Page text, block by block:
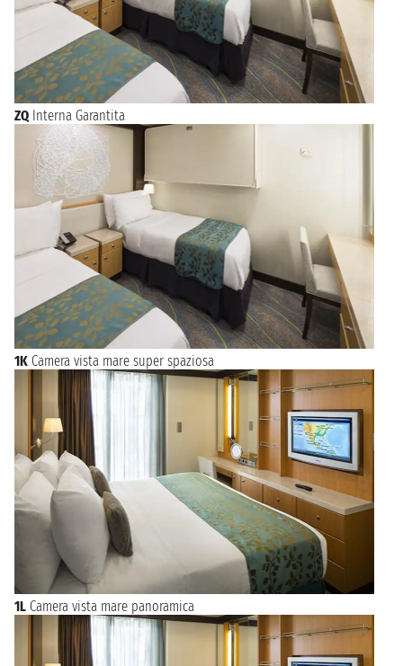
ZQ Interna Garantita
1K Camera vista mare super spaziosa
1L Camera vista mare panoramica